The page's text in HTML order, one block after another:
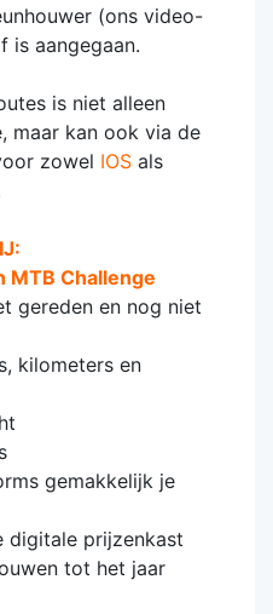
(ons video-
is aangegaan.
is niet alleen
maar kan ook via de
zowel IOS als
Challenge
gereden en nog niet
kilometers en
gemakkelijk je
prijzenkast
tot het jaar